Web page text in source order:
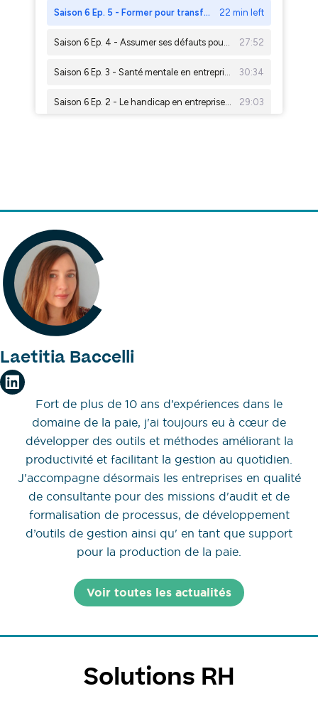
Laetitia Baccelli
Fort de plus de 10 ans d’expériences dans le
domaine de la paie, j'ai toujours eu à cœur de
développer des outils et méthodes améliorant la
productivité et facilitant la gestion au quotidien.
J'accompagne désormais les entreprises en qualité
de consultante pour des missions d'audit et de
formalisation de processus, de développement
d’outils de gestion ainsi qu' en tant que support
pour la production de la paie.
Voir toutes les actualités
Solutions RH